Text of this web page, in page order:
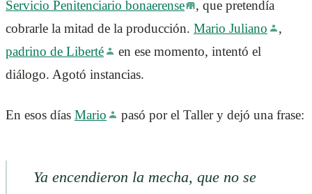
Servicio Penitenciario bonaerense
, que pretendía
cobrarle la mitad de la producción. Mario Juliano
,
padrino de Liberté
en ese momento, intentó el
diálogo. Agotó instancias.
En esos días Mario pasó por el Taller y dejó una frase:
Ya encendieron la mecha, que no se